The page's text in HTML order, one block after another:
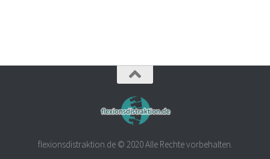
flexionsdistraktion.de © 2020 Alle Rechte vorbehalten.